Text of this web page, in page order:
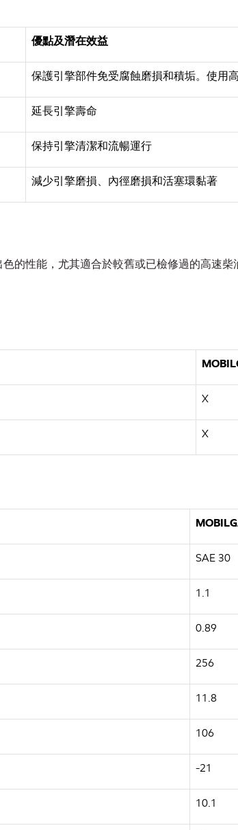
優點及潛在效益
保護引擎部件免受腐蝕磨損和積垢。使用
延長引擎壽命
保持引擎清潔和流暢運行
減少引擎磨損、內徑磨損和活塞環黏著
的性能，尤其適合於較舊或已檢修過的高速
X
X
SAE 30
1.1
0.89
256
11.8
106
-21
10.1